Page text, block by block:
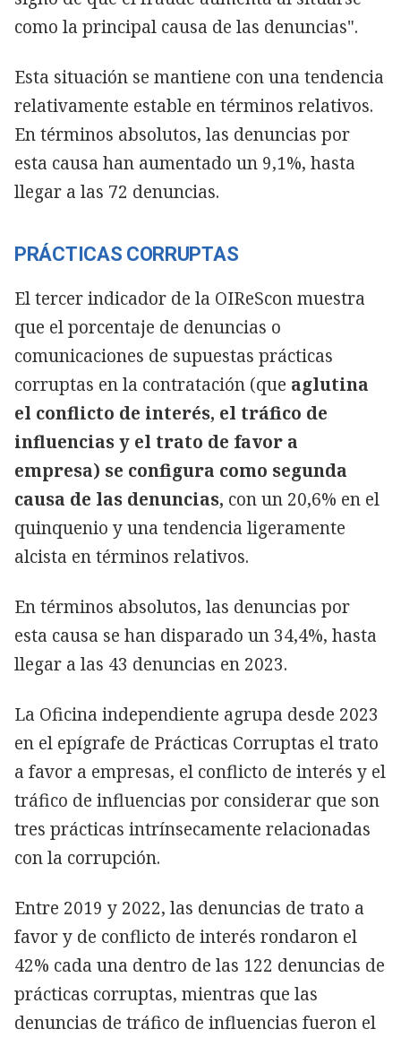
como la principal causa de las denuncias".
Esta situación se mantiene con una tendencia
relativamente estable en términos relativos.
En términos absolutos, las denuncias por
esta causa han aumentado un 9,1%, hasta
llegar a las 72 denuncias.
PRÁCTICAS CORRUPTAS
El tercer indicador de la OIReScon muestra
que el porcentaje de denuncias o
comunicaciones de supuestas prácticas
corruptas en la contratación (que aglutina
el conflicto de interés, el tráfico de
influencias y el trato de favor a
empresa) se configura como segunda
causa de las denuncias, con un 20,6% en el
quinquenio y una tendencia ligeramente
alcista en términos relativos.
En términos absolutos, las denuncias por
esta causa se han disparado un 34,4%, hasta
llegar a las 43 denuncias en 2023.
La Oficina independiente agrupa desde 2023
en el epígrafe de Prácticas Corruptas el trato
a favor a empresas, el conflicto de interés y el
tráfico de influencias por considerar que son
tres prácticas intrínsecamente relacionadas
con la corrupción.
Entre 2019 y 2022, las denuncias de trato a
favor y de conflicto de interés rondaron el
42% cada una dentro de las 122 denuncias de
prácticas corruptas, mientras que las
denuncias de tráfico de influencias fueron el